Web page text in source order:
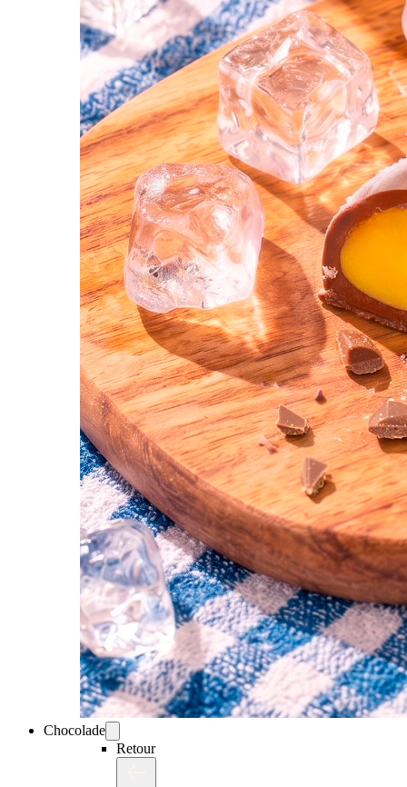
Chocolade
Retour